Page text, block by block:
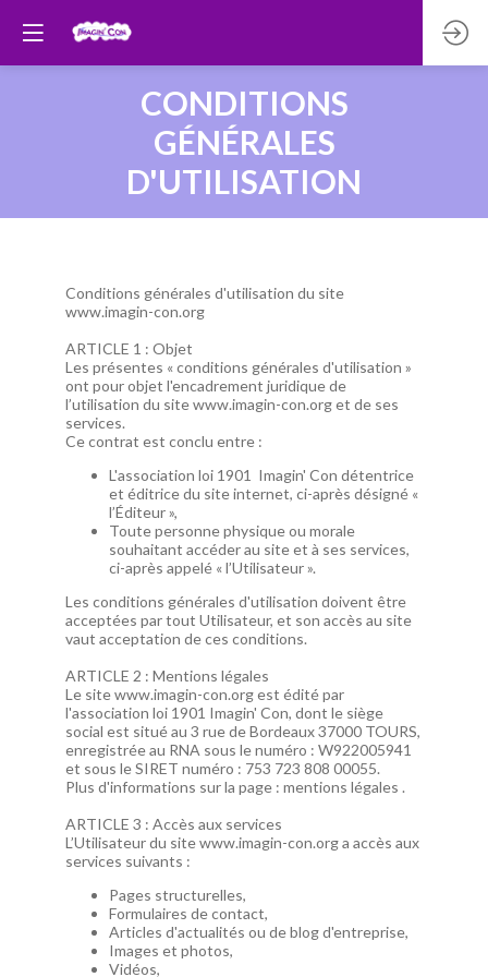
CONDITIONS
GÉNÉRALES
D'UTILISATION
Conditions générales d'utilisation du site
www.imagin-con.org
ARTICLE 1 : Objet
Les présentes « conditions générales d'utilisation »
ont pour objet l'encadrement juridique de
l’utilisation du site www.imagin-con.org et de ses
services.
Ce contrat est conclu entre :
L'association loi 1901 Imagin' Con détentrice
et éditrice du site internet, ci-après désigné «
l’Éditeur »,
Toute personne physique ou morale
souhaitant accéder au site et à ses services,
ci-après appelé « l’Utilisateur ».
Les conditions générales d'utilisation doivent être
acceptées par tout Utilisateur, et son accès au site
vaut acceptation de ces conditions.
ARTICLE 2 : Mentions légales
Le site www.imagin-con.org est édité par
l'association loi 1901 Imagin' Con, dont le siège
social est situé au 3 rue de Bordeaux 37000 TOURS,
enregistrée au RNA sous le numéro : W922005941
et sous le SIRET numéro : 753 723 808 00055.
Plus d'informations sur la page : mentions légales .
ARTICLE 3 : Accès aux services
L’Utilisateur du site www.imagin-con.org a accès aux
services suivants :
Pages structurelles,
Formulaires de contact,
Articles d'actualités ou de blog d'entreprise,
Images et photos,
Vidéos,